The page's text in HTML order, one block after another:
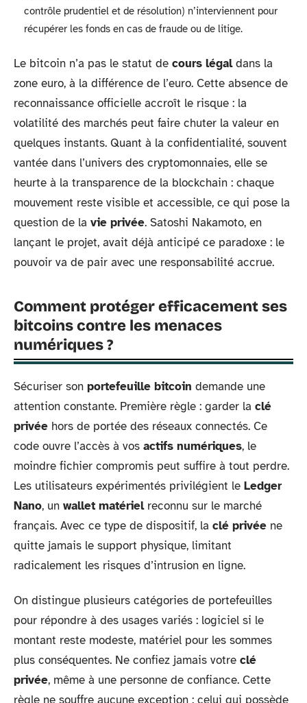
contrôle prudentiel et de résolution) n’interviennent pour
récupérer les fonds en cas de fraude ou de litige.
Le bitcoin n’a pas le statut de cours légaldans la
zone euro, à la différence de l’euro. Cette absence de
reconnaissance officielle accroît le risque : la
volatilité des marchés peut faire chuter la valeur en
quelques instants. Quant à la confidentialité, souvent
vantée dans l’univers des cryptomonnaies, elle se
heurte à la transparence de la blockchain : chaque
mouvement reste visible et accessible, ce qui pose la
question de la vie privée. Satoshi Nakamoto, en
lançant le projet, avait déjà anticipé ce paradoxe : le
pouvoir va de pair avec une responsabilité accrue.
Comment protéger efficacement ses
bitcoins contre les menaces
numériques ?
Sécuriser son portefeuille bitcoin demande une
attention constante. Première règle : garder la clé
privée hors de portée des réseaux connectés. Ce
code ouvre l’accès à vos actifs numériques, le
moindre fichier compromis peut suffire à tout perdre.
Les utilisateurs expérimentés privilégient le Ledger
Nano, un wallet matérielreconnu sur le marché
français. Avec ce type de dispositif, la clé privée ne
quitte jamais le support physique, limitant
radicalement les risques d’intrusion en ligne.
On distingue plusieurs catégories de portefeuilles
pour répondre à des usages variés : logiciel si le
montant reste modeste, matériel pour les sommes
plus conséquentes. Ne confiez jamais votre clé
privée, même à une personne de confiance. Cette
règle ne souffre aucune exception : celui qui possède